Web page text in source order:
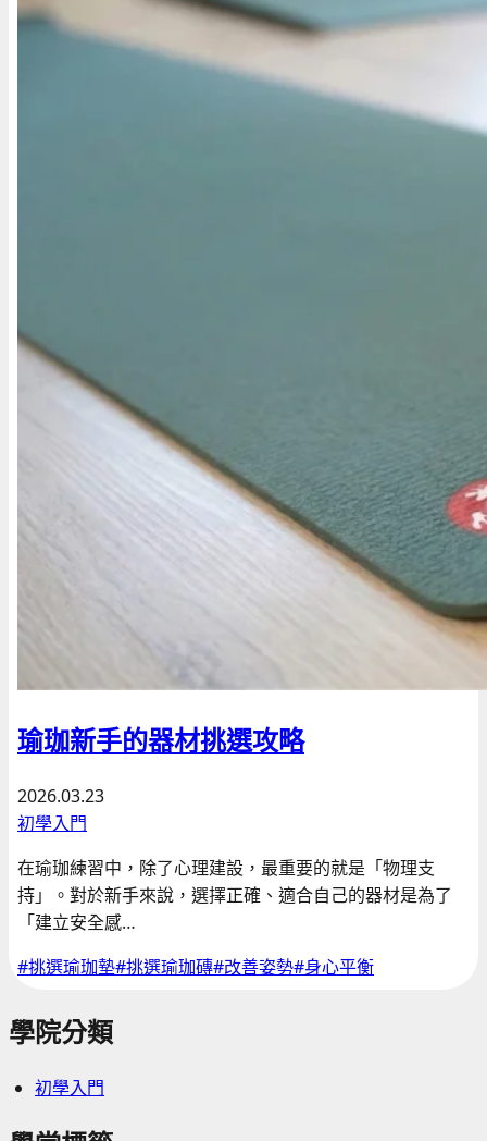
瑜珈新手的器材挑選攻略
2026.03.23
初學入門
在瑜珈練習中，除了心理建設，最重要的就是「物理支
持」。對於新手來說，選擇正確、適合自己的器材是為了
「建立安全感…
#挑選瑜珈墊#挑選瑜珈磚#改善姿勢#身心平衡
學院分類
初學入門